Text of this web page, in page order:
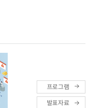
프로그램
발표자료